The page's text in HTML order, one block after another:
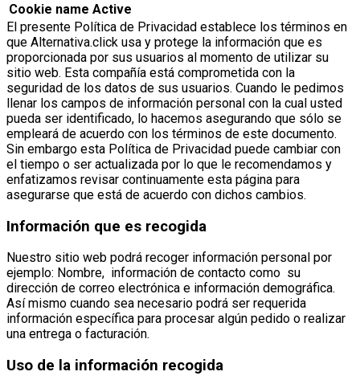
Cookie name Active
El presente Política de Privacidad establece los términos en
que Alternativa.click usa y protege la información que es
proporcionada por sus usuarios al momento de utilizar su
sitio web. Esta compañía está comprometida con la
seguridad de los datos de sus usuarios. Cuando le pedimos
llenar los campos de información personal con la cual usted
pueda ser identificado, lo hacemos asegurando que sólo se
empleará de acuerdo con los términos de este documento.
Sin embargo esta Política de Privacidad puede cambiar con
el tiempo o ser actualizada por lo que le recomendamos y
enfatizamos revisar continuamente esta página para
asegurarse que está de acuerdo con dichos cambios.
Información que es recogida
Nuestro sitio web podrá recoger información personal por
ejemplo: Nombre, información de contacto como su
dirección de correo electrónica e información demográfica.
Así mismo cuando sea necesario podrá ser requerida
información específica para procesar algún pedido o realizar
una entrega o facturación.
Uso de la información recogida